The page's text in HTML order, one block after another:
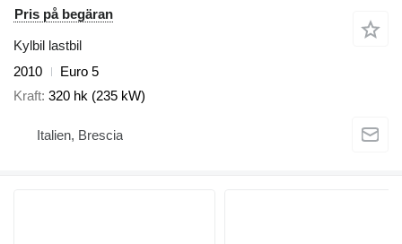
Pris på begäran
Kylbil lastbil
2010
Euro 5
Kraft 320 hk (235 kW)
Italien, Brescia